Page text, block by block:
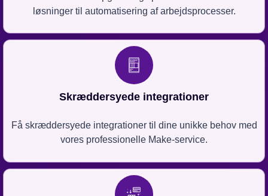
løsninger til automatisering af arbejdsprocesser.
Skræddersyede integrationer
Få skræddersyede integrationer til dine unikke behov med
vores professionelle Make-service.